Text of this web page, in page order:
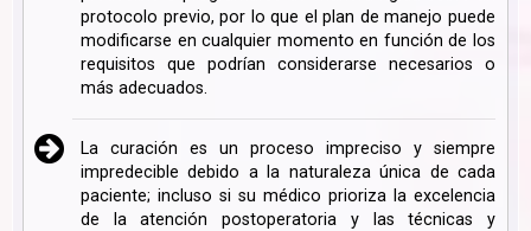
protocolo previo, por lo que el plan de manejo puede
modificarse en cualquier momento en función de los
requisitos que podrían considerarse necesarios o
más adecuados.
La curación es un proceso impreciso y siempre
impredecible debido a la naturaleza única de cada
paciente; incluso si su médico prioriza la excelencia
de la atención postoperatoria y las técnicas y